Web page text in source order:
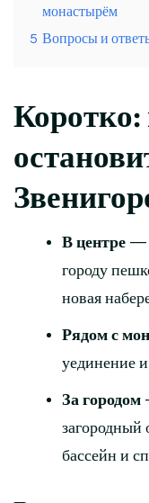
монастырём
5 Вопросы и
Коротко:
В центре —
городу
новая
Рядом с
уединение
За городом
загородный
бассейн и